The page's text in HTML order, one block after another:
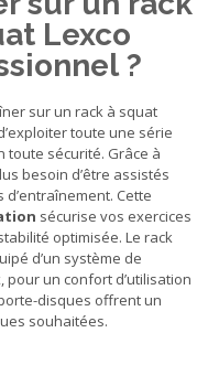
Lexco
?
sur un rack à squat
toute une série
toute sécurité. Grâce à
besoin d’être assistés
Cette
sécurise vos exercices
optimisée. Le rack
d’un système de
pour un confort d’utilisation
disques offrent un
souhaitées.